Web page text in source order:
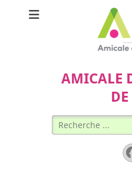
AMICALE
Rechercher :